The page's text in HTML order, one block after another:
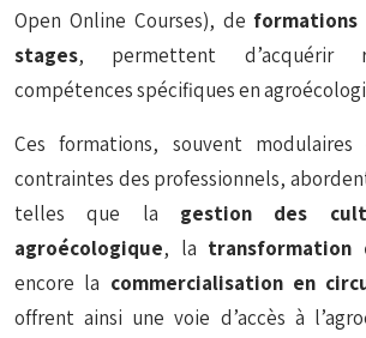
Open Online Courses), deformations
stages, permettent d’acquérir
compétences spécifiques en
Ces formations, souvent
contraintes des professionnels,
telles que la gestion des
agroécologique, la transformation
encore la commercialisation en
offrent ainsi une voie d’accès à